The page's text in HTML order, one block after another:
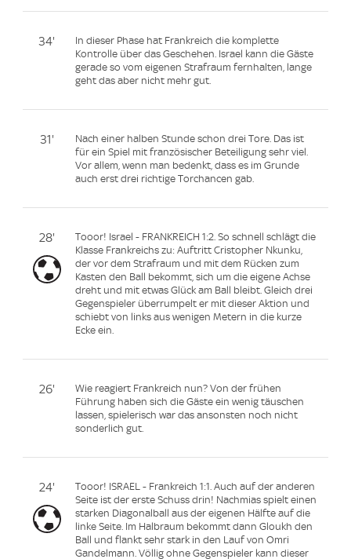
34'
In dieser Phase hat Frankreich die komplette
Kontrolle über das Geschehen. Israel kann die Gäste
gerade so vom eigenen Strafraum fernhalten, lange
geht das aber nicht mehr gut.
31'
Nach einer halben Stunde schon drei Tore. Das ist
für ein Spiel mit französischer Beteiligung sehr viel.
Vor allem, wenn man bedenkt, dass es im Grunde
auch erst drei richtige Torchancen gab.
28'
Tooor! Israel - FRANKREICH 1:2. So schnell schlägt die
Klasse Frankreichs zu: Auftritt Cristopher Nkunku,
der vor dem Strafraum und mit dem Rücken zum
Kasten den Ball bekommt, sich um die eigene Achse
dreht und mit etwas Glück am Ball bleibt. Gleich drei
Gegenspieler überrumpelt er mit dieser Aktion und
schiebt von links aus wenigen Metern in die kurze
Ecke ein.
26'
Wie reagiert Frankreich nun? Von der frühen
Führung haben sich die Gäste ein wenig täuschen
lassen, spielerisch war das ansonsten noch nicht
sonderlich gut.
24'
Tooor! ISRAEL - Frankreich 1:1. Auch auf der anderen
Seite ist der erste Schuss drin! Nachmias spielt einen
starken Diagonalball aus der eigenen Hälfte auf die
linke Seite. Im Halbraum bekommt dann Gloukh den
Ball und flankt sehr stark in den Lauf von Omri
Gandelmann. Völlig ohne Gegenspieler kann dieser